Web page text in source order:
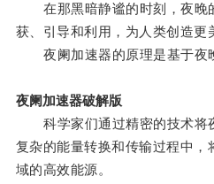
在那黑暗静谧的时刻，夜晚
获、引导和利用，为人类创造更
夜阑加速器的原理是基于夜
夜阑加速器破解版
科学家们通过精密的技术将
复杂的能量转换和传输过程中，
域的高效能源。